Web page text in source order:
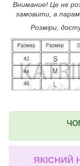
Внимание! Це не
замовити, а
Розміри,
ЯКІСНИЙ